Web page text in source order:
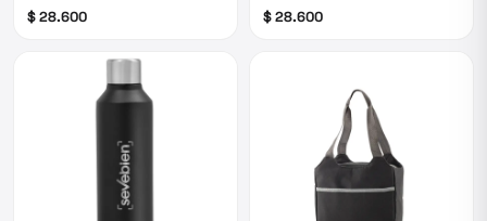
$ 28.600 $ 28.600